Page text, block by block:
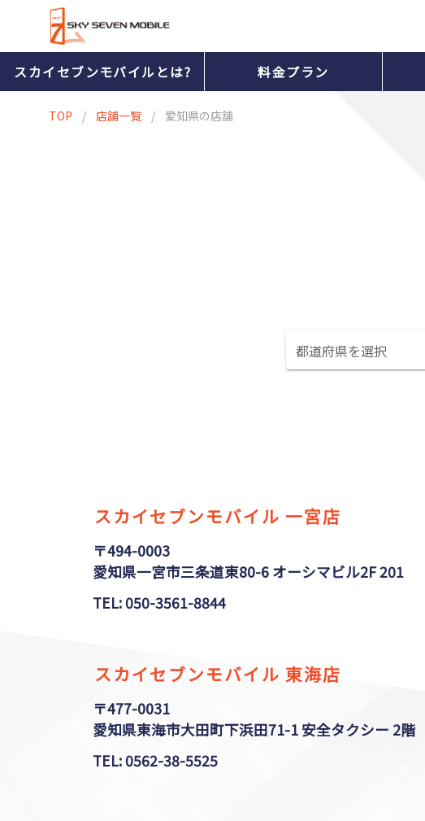
スカイセブンモバイルとは? 料金プラン
TOP / 店舗一覧 / 愛知県の店舗
都道府県を選択
スカイセブンモバイル 一宮店
〒494-0003
愛知県一宮市三条道東80-6 オーシマビル2F 201
TEL: 050-3561-8844
スカイセブンモバイル 東海店
〒477-0031
愛知県東海市大田町下浜田71-1 安全タクシー 2階
TEL: 0562-38-5525